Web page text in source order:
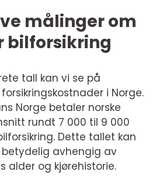
målinger om
bilforsikring
tall kan vi se på
i Norge.
Norge betaler norske
rundt 7 000 til 9 000
Dette tallet kan
avhengig av
alder og kjørehistorie.